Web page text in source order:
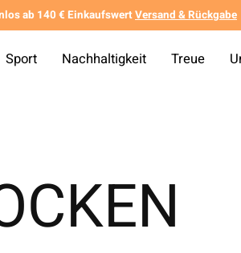
ab 140 € EinkaufswertVersand & Rückgabe
Sport Nachhaltigkeit Treue